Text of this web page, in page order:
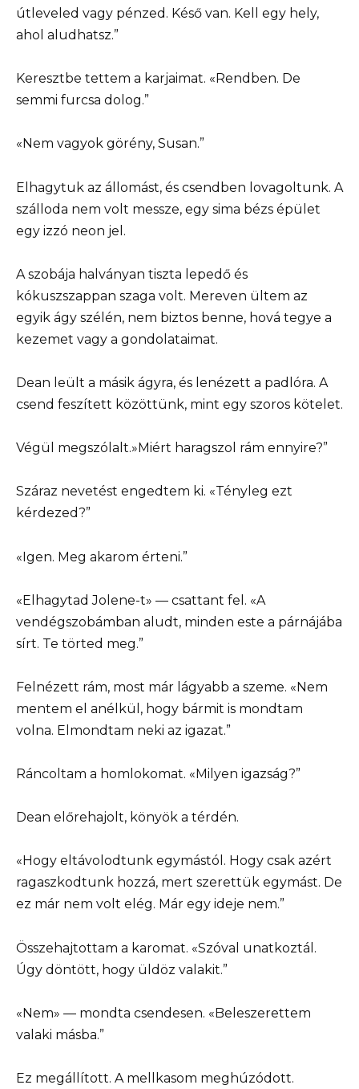
útleveled vagy pénzed. Késő van. Kell egy hely,
ahol aludhatsz.”
Keresztbe tettem a karjaimat. «Rendben. De
semmi furcsa dolog.”
«Nem vagyok görény, Susan.”
Elhagytuk az állomást, és csendben lovagoltunk. A
szálloda nem volt messze, egy sima bézs épület
egy izzó neon jel.
A szobája halványan tiszta lepedő és
kókuszszappan szaga volt. Mereven ültem az
egyik ágy szélén, nem biztos benne, hová tegye a
kezemet vagy a gondolataimat.
Dean leült a másik ágyra, és lenézett a padlóra. A
csend feszített közöttünk, mint egy szoros kötelet.
Végül megszólalt.»Miért haragszol rám ennyire?”
Száraz nevetést engedtem ki. «Tényleg ezt
kérdezed?”
«Igen. Meg akarom érteni.”
«Elhagytad Jolene-t» — csattant fel. «A
vendégszobámban aludt, minden este a párnájába
sírt. Te törted meg.”
Felnézett rám, most már lágyabb a szeme. «Nem
mentem el anélkül, hogy bármit is mondtam
volna. Elmondtam neki az igazat.”
Ráncoltam a homlokomat. «Milyen igazság?”
Dean előrehajolt, könyök a térdén.
«Hogy eltávolodtunk egymástól. Hogy csak azért
ragaszkodtunk hozzá, mert szerettük egymást. De
ez már nem volt elég. Már egy ideje nem.”
Összehajtottam a karomat. «Szóval unatkoztál.
Úgy döntött, hogy üldöz valakit.”
«Nem» — mondta csendesen. «Beleszerettem
valaki másba.”
Ez megállított. A mellkasom meghúzódott.